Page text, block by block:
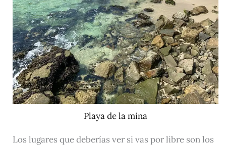
Playa de la mina
Los lugares que deberías ver si vas por libre son los